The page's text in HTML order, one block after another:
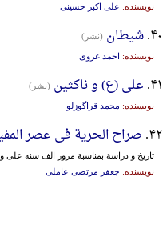
نویسنده: علی اکبر حسینی
۴۰. شیطان (نشر)
نویسنده: احمد غروی
۴۱. علی (ع) و ناکثین (نشر)
نویسنده: محمد قراگوزلو
۴۲. صراح الحریة فی عصر
تاریخ و دراسة بمناسبة مرور الف سنه علی
نویسنده: جعفر مرتضی عاملی